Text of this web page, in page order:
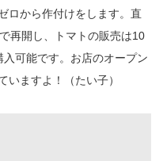
ロから作付けをします。直
再開し、トマトの販売は10
可能です。お店のオープン
いますよ！（たい子）